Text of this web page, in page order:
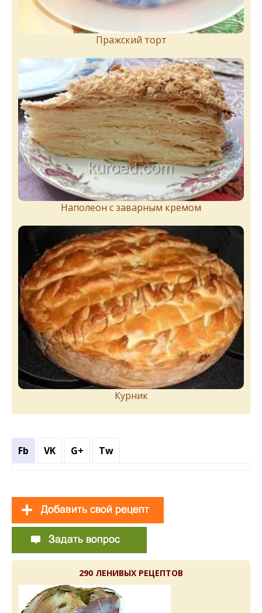
Пражский торт
Наполеон с заварным кремом
Курник
Fb VK G+ Tw
290 ЛЕНИВЫХ РЕЦЕПТОВ